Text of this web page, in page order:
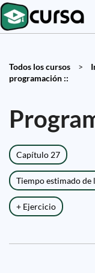
Todos los cursos >
programación ::
Capítulo 27
Tiempo estimado
+ Ejercicio